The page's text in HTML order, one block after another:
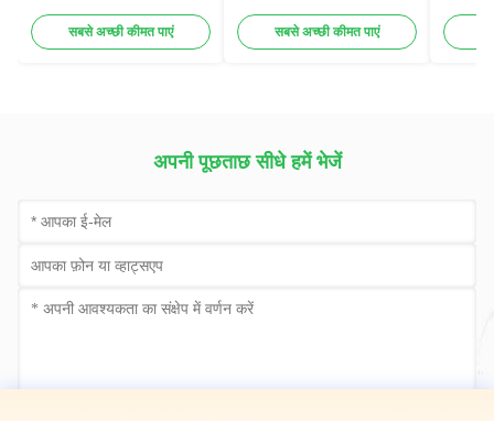
सबसे अच्छी कीमत पाएं सबसे अच्छी कीमत पाएं
अपनी पूछताछ सीधे हमें भेजें